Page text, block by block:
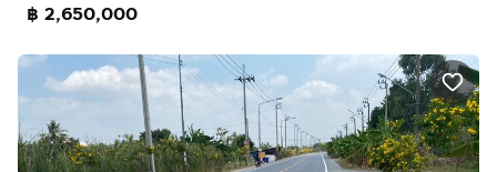
฿ 2,650,000